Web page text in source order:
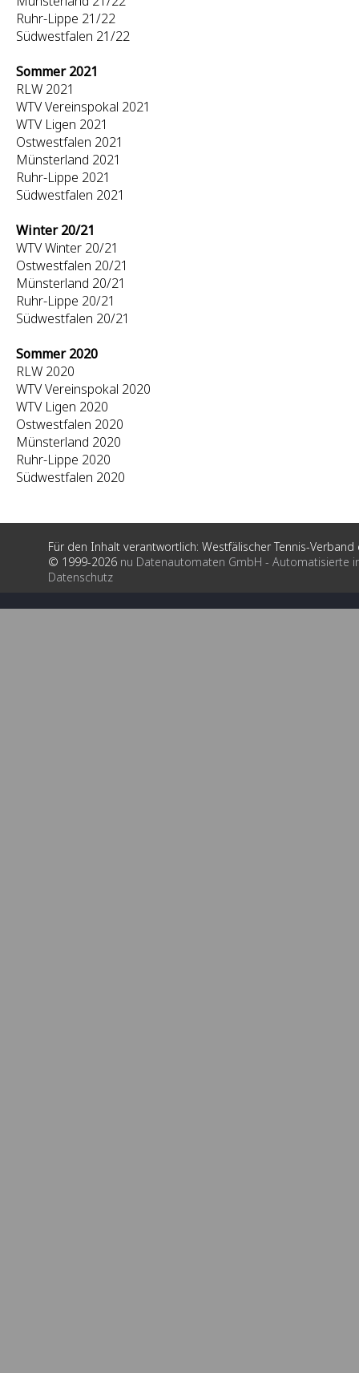
Ruhr-Lippe 21/22
Südwestfalen 21/22
Sommer 2021
RLW 2021
WTV Vereinspokal 2021
WTV Ligen 2021
Ostwestfalen 2021
Münsterland 2021
Ruhr-Lippe 2021
Südwestfalen 2021
Winter 20/21
WTV Winter 20/21
Ostwestfalen 20/21
Münsterland 20/21
Ruhr-Lippe 20/21
Südwestfalen 20/21
Sommer 2020
RLW 2020
WTV Vereinspokal 2020
WTV Ligen 2020
Ostwestfalen 2020
Münsterland 2020
Ruhr-Lippe 2020
Südwestfalen 2020
Für den Inhalt verantwortlich: Westfälischer Tennis-Verband
© 1999-2026 nu Datenautomaten GmbH - Automatisierte
Datenschutz